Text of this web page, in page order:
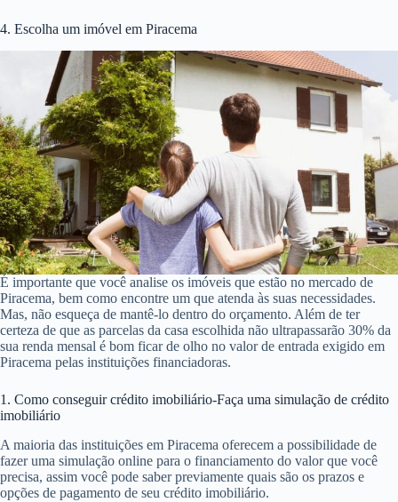
4. Escolha um imóvel em Piracema
É importante que você analise os imóveis que estão no mercado de
Piracema, bem como encontre um que atenda às suas necessidades.
Mas, não esqueça de mantê-lo dentro do orçamento. Além de ter
certeza de que as parcelas da casa escolhida não ultrapassarão 30% da
sua renda mensal é bom ficar de olho no valor de entrada exigido em
Piracema pelas instituições financiadoras.
1. Como conseguir crédito imobiliário-Faça uma simulação de crédito
imobiliário
A maioria das instituições em Piracema oferecem a possibilidade de
fazer uma simulação online para o financiamento do valor que você
precisa, assim você pode saber previamente quais são os prazos e
opções de pagamento de seu crédito imobiliário.